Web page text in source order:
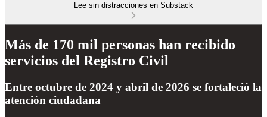
Lee sin distracciones en Substack
Más de 170 mil personas han recibido
servicios del Registro Civil
Entre octubre de 2024 y abril de 2026 se fortaleció la
atención ciudadana